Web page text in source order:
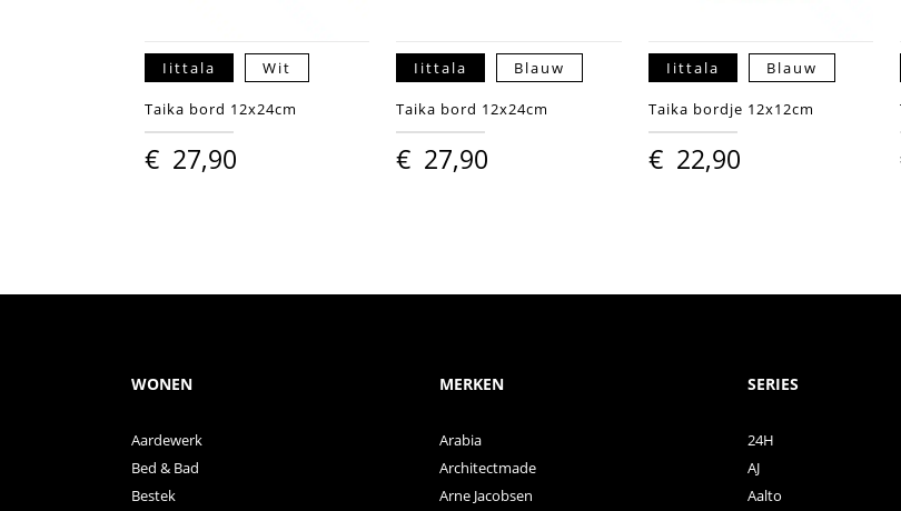
Iittala Wit
Taika bord 12x24cm
€ 27,90
Iittala Blauw
Taika bord 12x24cm
€ 27,90
Iittala Blauw
Taika bordje 12x12cm
€ 22,90
WONEN
Aardewerk
Bed & Bad
Bestek
MERKEN
Arabia
Architectmade
Arne Jacobsen
SERIES
24H
AJ
Aalto